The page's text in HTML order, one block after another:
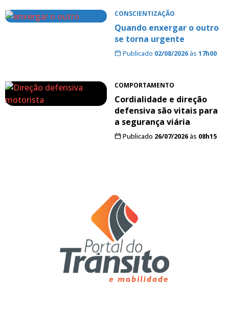
CONSCIENTIZAÇÃO
Quando enxergar o outro
se torna urgente
Publicado 02/08/2026às 17h00
COMPORTAMENTO
Cordialidade e direção
defensiva são vitais para
a segurança viária
Publicado 26/07/2026às 08h15